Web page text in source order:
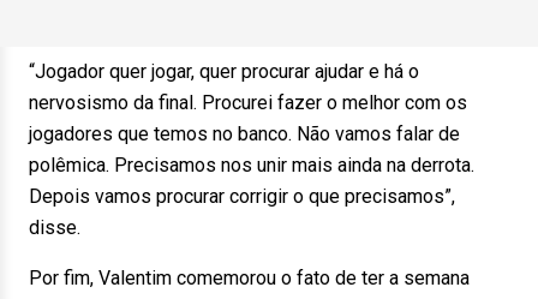
“Jogador quer jogar, quer procurar ajudar e há o
nervosismo da final. Procurei fazer o melhor com os
jogadores que temos no banco. Não vamos falar de
polêmica. Precisamos nos unir mais ainda na derrota.
Depois vamos procurar corrigir o que precisamos”,
disse.
Por fim, Valentim comemorou o fato de ter a semana